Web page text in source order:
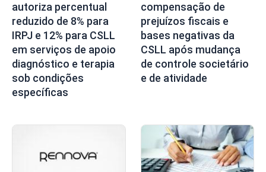
autoriza percentual
reduzido de 8% para
IRPJ e 12% para CSLL
em serviços de apoio
diagnóstico e terapia
sob condições
específicas
compensação de
prejuízos fiscais e
bases negativas da
CSLL após mudança
de controle societário
e de atividade